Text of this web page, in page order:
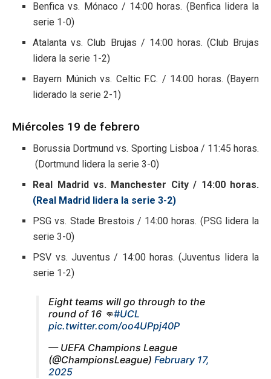
Benfica vs. Mónaco / 14:00 horas. (Benfica lidera la
serie 1-0)
Atalanta vs. Club Brujas / 14:00 horas. (Club Brujas
lidera la serie 1-2)
Bayern Múnich vs. Celtic F.C. / 14:00 horas. (Bayern
liderado la serie 2-1)
Miércoles 19 de febrero
Borussia Dortmund vs. Sporting Lisboa / 11:45 horas.
(Dortmund lidera la serie 3-0)
Real Madrid vs. Manchester City / 14:00 horas.
(Real Madrid lidera la serie 3-2)
PSG vs. Stade Brestois / 14:00 horas. (PSG lidera la
serie 3-0)
PSV vs. Juventus / 14:00 horas. (Juventus lidera la
serie 1-2)
Eight teams will go through to the
round of 16 👊#UCL
pic.twitter.com/oo4UPpj40P
— UEFA Champions League
(@ChampionsLeague) February 17,
2025